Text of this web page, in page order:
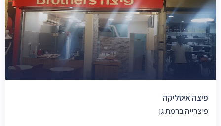
פיצה איטליקה
פיצרייה ברמת גן